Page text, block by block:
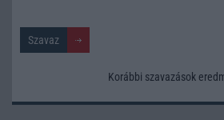
Korábbi szavazások